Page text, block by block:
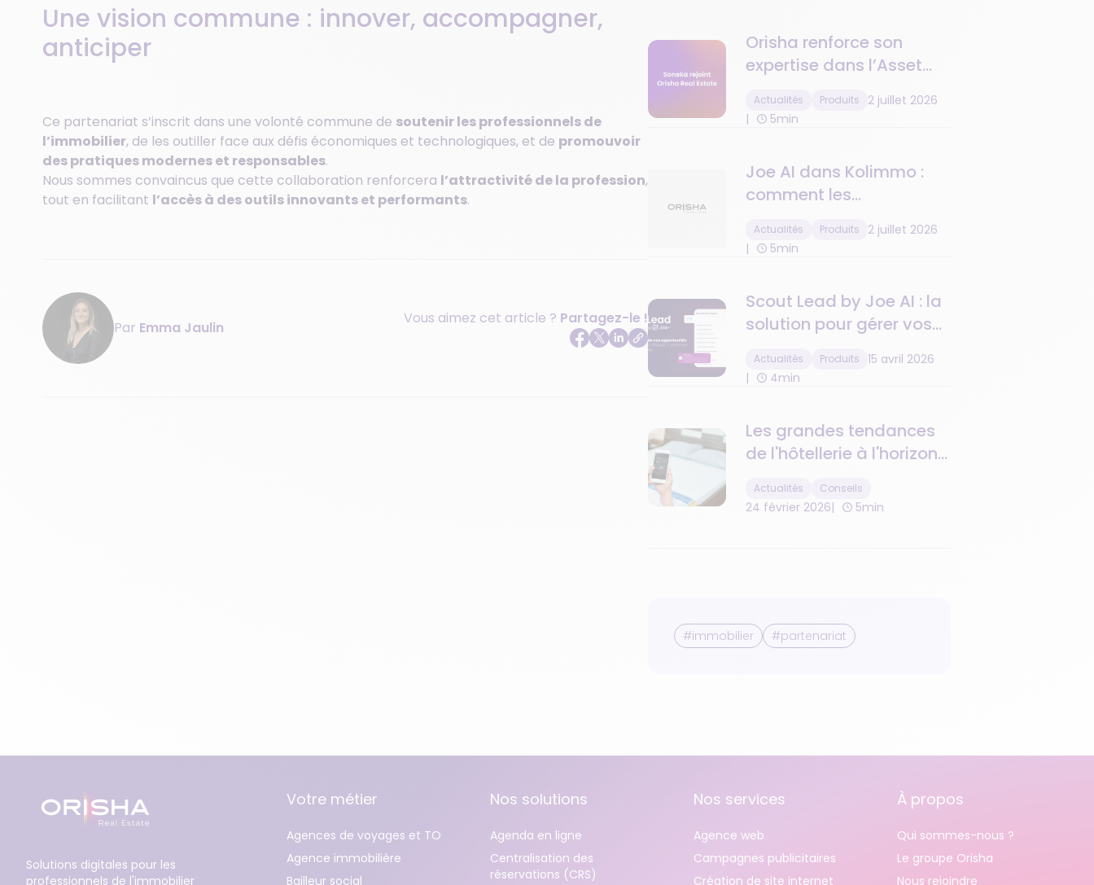
Une vision commune : innover, accompagner,
anticiper
Ce partenariat s’inscrit dans une volonté commune de soutenir les professionnels de
l’immobilier, de les outiller face aux défis économiques et technologiques, et de promouvoir
des pratiques modernes et responsables.
Nous sommes convaincus que cette collaboration renforcera l’attractivité de la profession,
tout en facilitant l’accès à des outils innovants et performants.
Par Emma Jaulin
Vous aimez cet article ? Partagez-le !
Orisha renforce son
expertise dans l’Asset
l’acquisition de Soneka
Actualités Produits
2 juillet 2026
5min
Joe AI dans Kolimmo :
comment les
ne ratent plus aucun
Actualités Produits
2 juillet 2026
5min
Scout Lead by Joe AI : la
solution pour gérer vos
30% de business par
Actualités Produits
15 avril 2026
4min
Les grandes tendances
de l'hôtellerie à l'horizon
Actualités Conseils
24 février 2026 5min
#immobilier #partenariat
Solutions digitales pour les
professionnels de l'immobilier
Votre métier
Agences de voyages et TO
Agence immobilière
Bailleur social
Nos solutions
Agenda en ligne
Centralisation des
réservations (CRS)
Nos services
Agence web
Campagnes publicitaires
Création de site internet
À propos
Qui sommes-nous ?
Le groupe Orisha
Nous rejoindre